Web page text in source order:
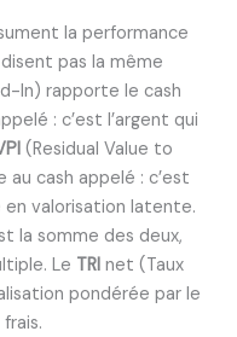
la performance
pas la même
In) rapporte le cash
: c’est l’argent qui
(Residual Value to
cash appelé : c’est
en valorisation latente.
la somme des deux,
Le TRI net (Taux
pondérée par le